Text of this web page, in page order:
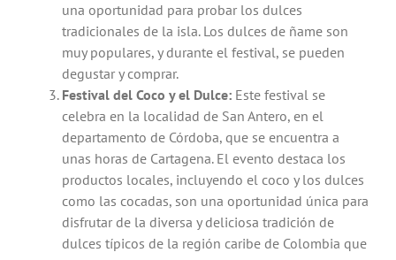
una oportunidad para probar los dulces
tradicionales de la isla. Los dulces de ñame son
muy populares, y durante el festival, se pueden
degustar y comprar.
Festival del Coco y el Dulce:Este festival se
celebra en la localidad de San Antero, en el
departamento de Córdoba, que se encuentra a
unas horas de Cartagena. El evento destaca los
productos locales, incluyendo el coco y los dulces
como las cocadas, son una oportunidad única para
disfrutar de la diversa y deliciosa tradición de
dulces típicos de la región caribe de Colombia que